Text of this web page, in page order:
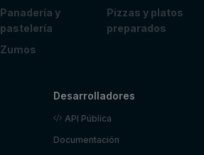
Panadería y
pastelería
Pizzas y platos
preparados
Zumos
Desarrolladores
API Pública
Documentación